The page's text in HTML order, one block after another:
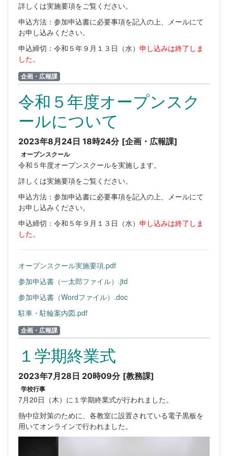
詳しくは実施要項をご覧ください。
申込方法：参加申込書に必要事項を記入の上、メールにて
お申し込みください。
申込締切：令和５年９月１３日（水） 申し込みは終了しま
した。
企画・広報課
令和５年度オープンスク
ールについて
2023年8月24日 18時24分 [企画・広報課]
オープンスクール
令和５年度オープンスクールを実施します。
詳しくは実施要項をご覧ください。
申込方法：参加申込書に必要事項を記入の上、メールにて
お申し込みください。
申込締切：令和５年９月１３日（水） 申し込みは終了しま
した。
オープンスクール実施要項.pdf
参加申込書（一太郎ファイル）.jtd
参加申込書（Wordファイル）.doc
駐車・駐輪案内図.pdf
企画・広報課
１学期終業式
2023年7月28日 20時09分 [教務課]
学校行事
7月20日（木）に１学期終業式が行われました。
熱中症対策のために、各教室に設置されている電子黒板を
用いてオンラインで行われました。